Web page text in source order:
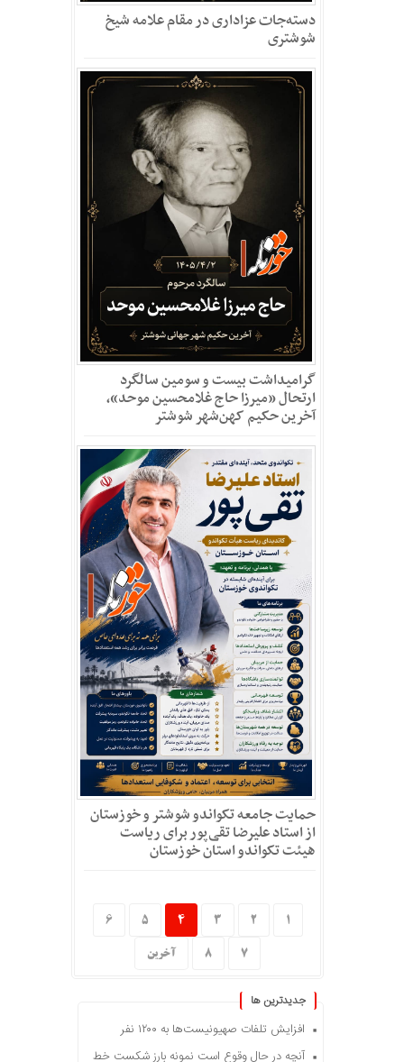
دسته‌جات عزاداری در مقام علامه شیخ
شوشتری
گرامیداشت بیست و سومین سالگرد
ارتحال «میرزا حاج غلامحسین موحد»،
آخرین حکیم کهن‌شهر شوشتر
حمایت جامعه تکواندو شوشتر و خوزستان
از استاد علیرضا تقی‌پور برای ریاست
هیئت تکواندو استان خوزستان
1
2
3
4
5
6
7
8 آخرین
جديدترين ها
افزایش تلفات صهیونیست‌ها به ۱۲۰۰ نفر
آنچه در حال وقوع است نمونه بارز شکست خط